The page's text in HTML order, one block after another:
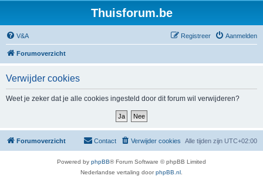
Thuisforum.be
V&A Aanmelden
Registreer
Forumoverzicht
Verwijder cookies
Weet je zeker dat je alle cookies ingesteld door dit forum wil verwijderen?
Forumoverzicht Alle tijden zijn UTC+02:00
Verwijder cookies
Contact
Powered by phpBB® Forum Software © phpBB Limited
Nederlandse vertaling doorphpBB.nl